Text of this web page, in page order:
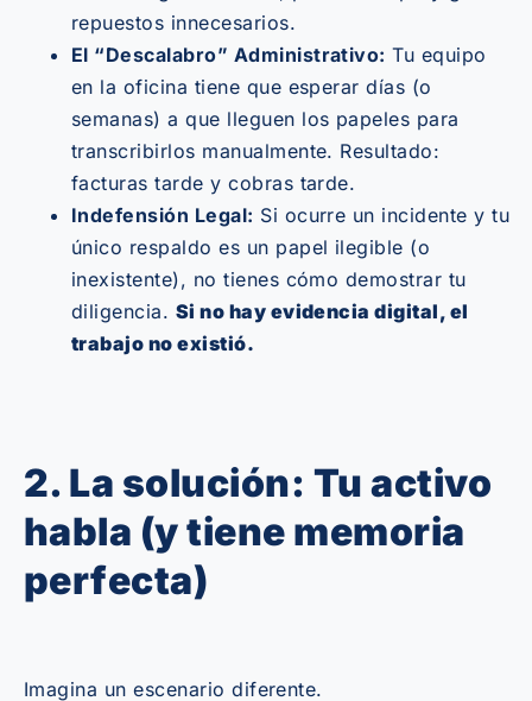
repuestos innecesarios.
El “Descalabro” Administrativo: Tu equipo
en la oficina tiene que esperar días (o
semanas) a que lleguen los papeles para
transcribirlos manualmente. Resultado:
facturas tarde y cobras tarde.
Indefensión Legal: Si ocurre un incidente y tu
único respaldo es un papel ilegible (o
inexistente), no tienes cómo demostrar tu
diligencia. Si no hay evidencia digital, el
trabajo no existió.
2. La solución: Tu activo
habla (y tiene memoria
perfecta)
Imagina un escenario diferente.